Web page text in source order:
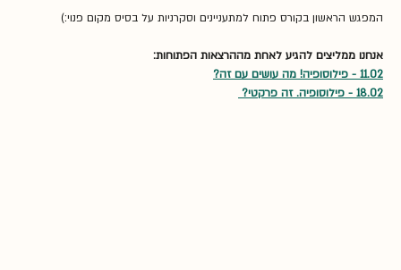
המפגש הראשון בקורס פתוח למתעניינים וסקרניות על בסיס מקום פנוי:)
אנחנו ממליצים להגיע לאחת מההרצאות הפתוחות:
11.02 - פילוסופיה! מה עושים עם זה?
18.02 - פילוסופיה. זה פרקטי?